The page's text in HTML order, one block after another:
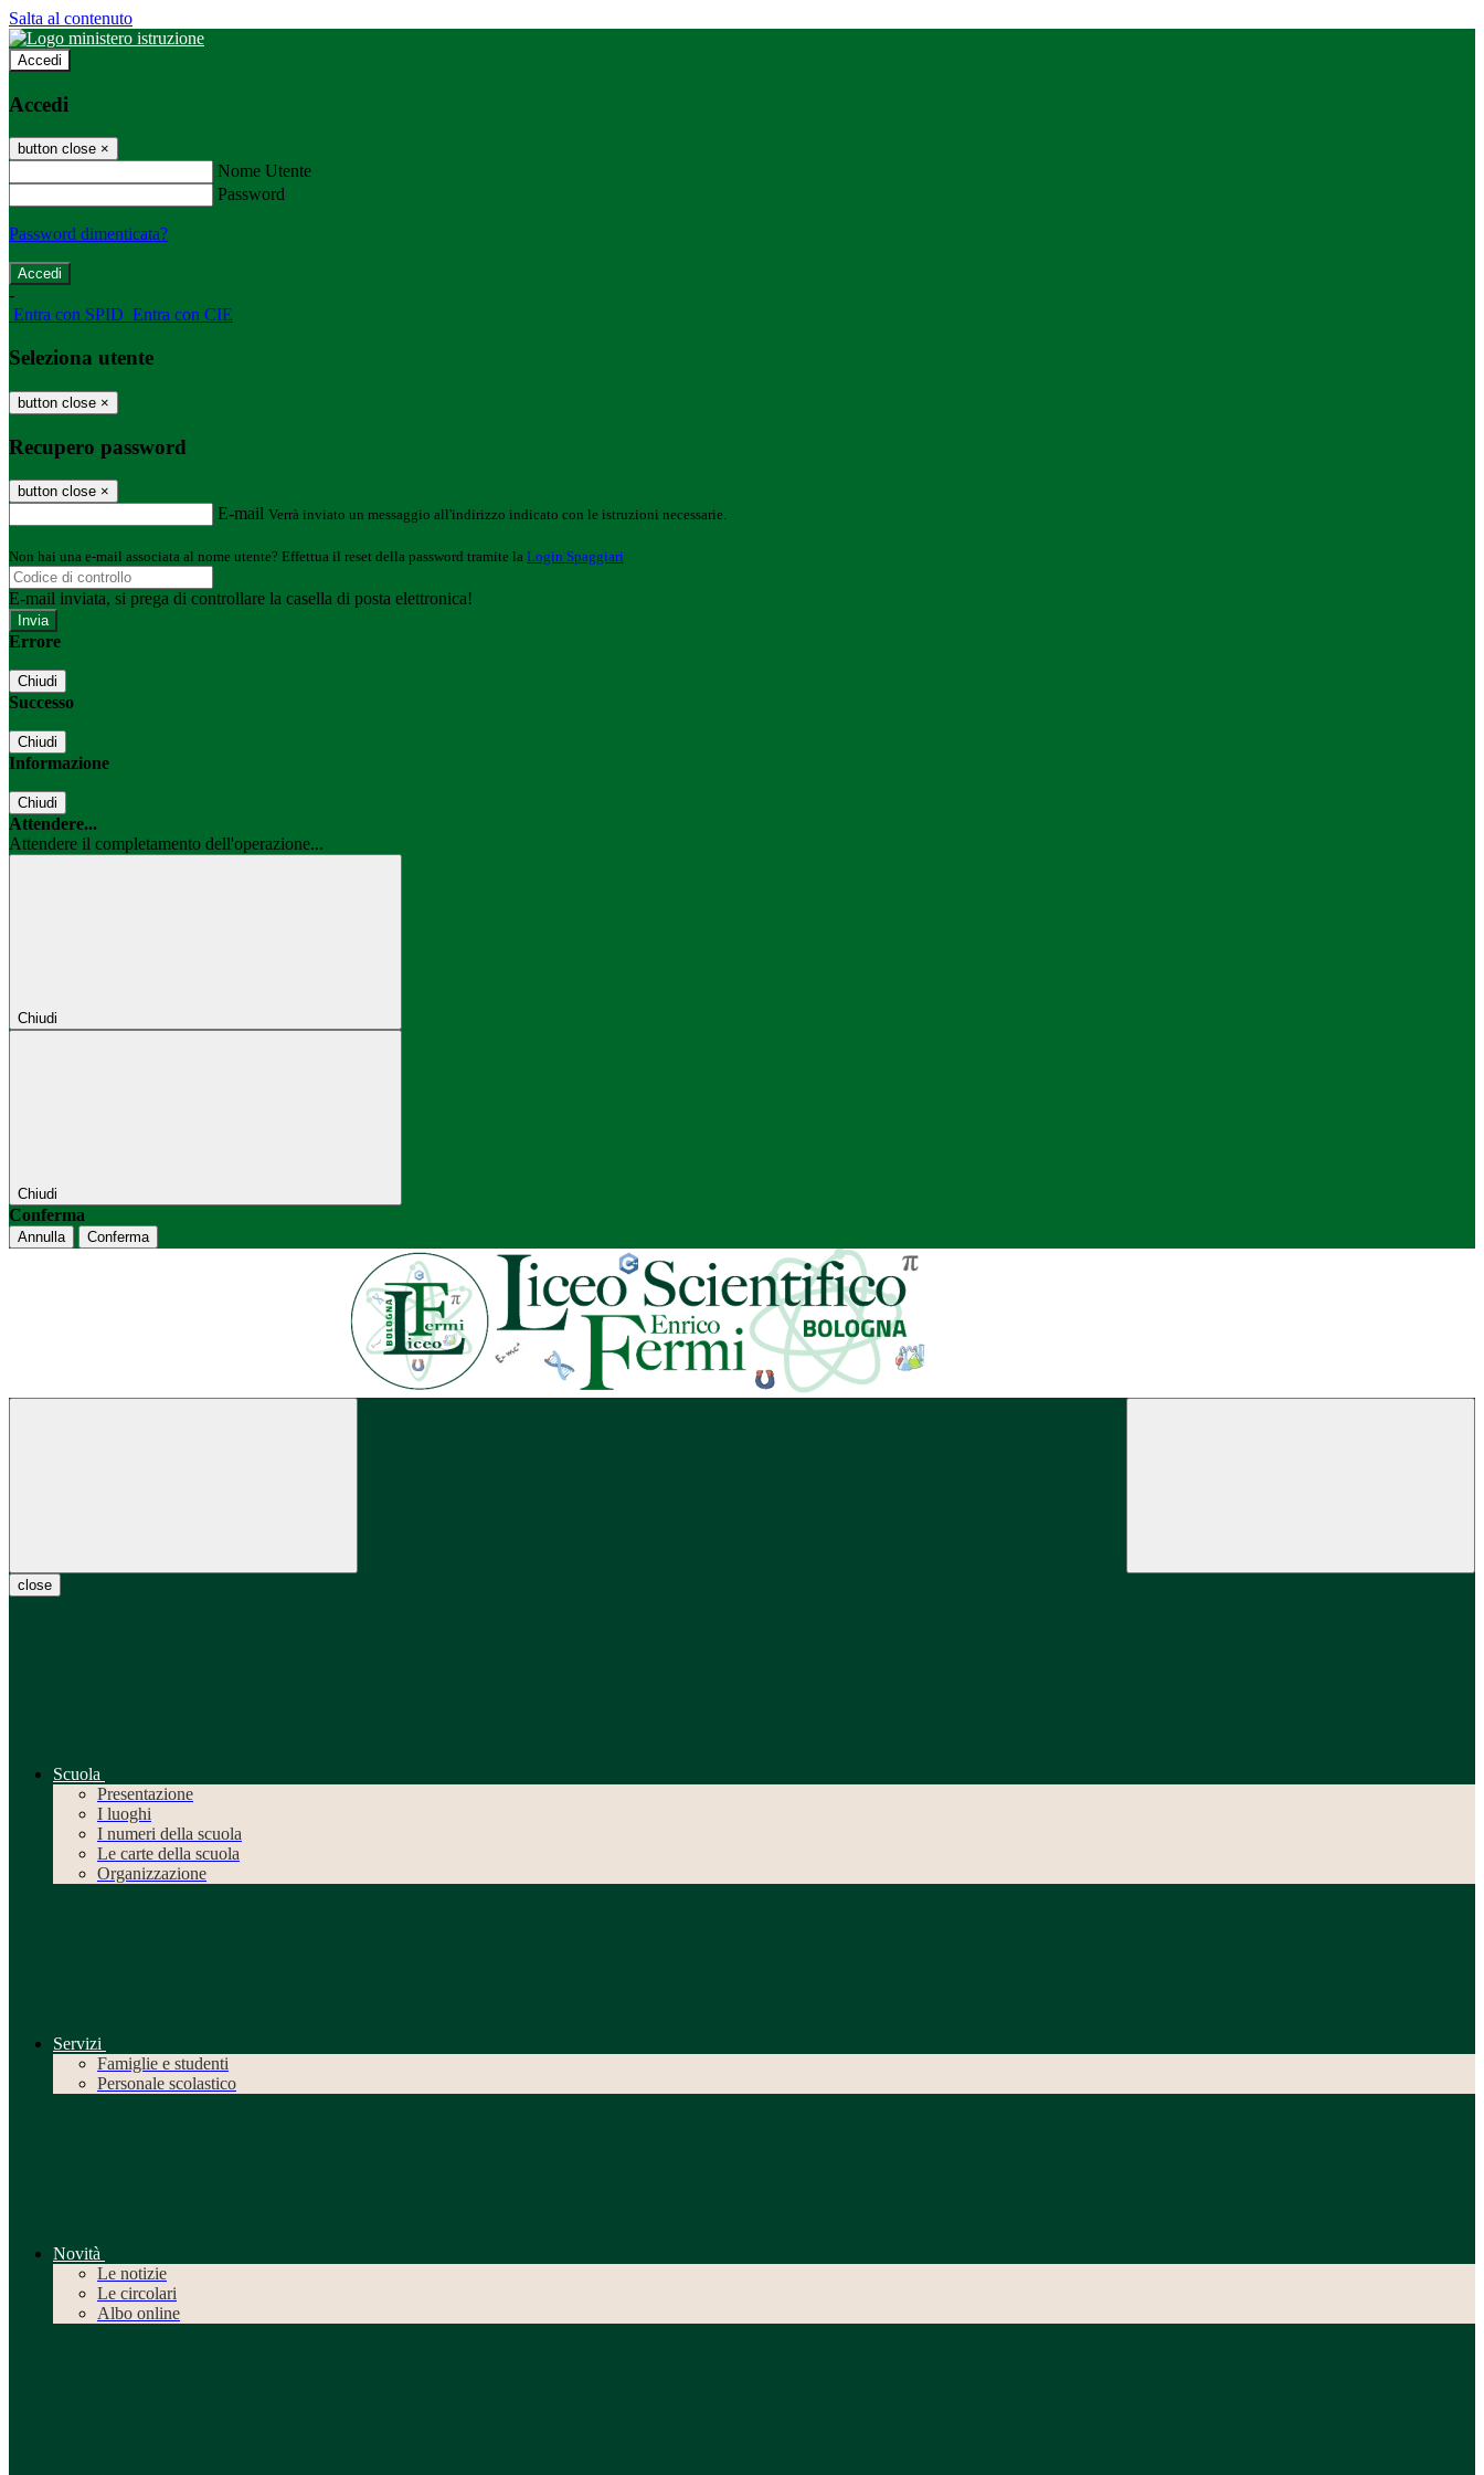
Salta al contenuto
Accedi
Accedi
button close ×
Nome Utente
Password
Password dimenticata?
-
Entra con SPID Entra con CIE
Seleziona utente
button close ×
Recupero password
button close ×
E-mail Verrà inviato un messaggio all'indirizzo indicato con le istruzioni necessarie.
Non hai una e-mail associata al nome utente? Effettua il reset della password tramite la Login Spaggiari
E-mail inviata, si prega di controllare la casella di posta elettronica!
Errore
Chiudi
Successo
Chiudi
Informazione
Chiudi
Attendere...
Attendere il completamento dell'operazione...
Chiudi
Chiudi
Conferma
Annulla Conferma
close
Scuola
Presentazione
I luoghi
I numeri della scuola
Le carte della scuola
Organizzazione
Servizi
Famiglie e studenti
Personale scolastico
Novità
Le notizie
Le circolari
Albo online